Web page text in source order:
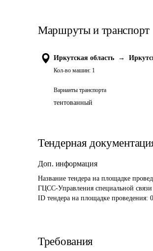
Маршруты и транспорт
Иркутская область →
Кол-во машин: 1
Варианты транспорта
тентованный
Тендерная
Доп. информация
Название тендера на площадке
ГЦСС-Управления специальной связи
ID тендера на площадке проведения:
Требования